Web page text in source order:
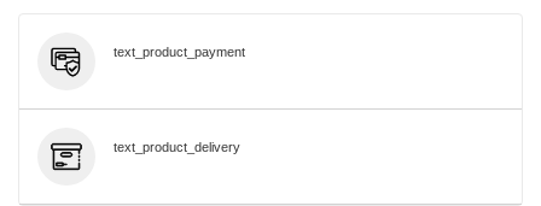
text_product_payment
text_product_delivery